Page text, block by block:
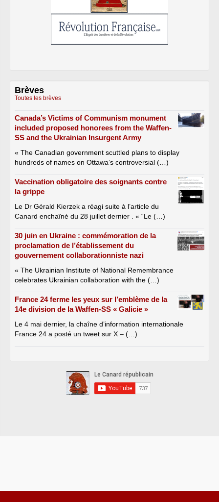
Brèves
Toutes les brèves
Canada’s Victims of Communism monument
included proposed honorees from the Waffen-
SS and the Ukrainian Insurgent Army
« The Canadian government scuttled plans to display
hundreds of names on Ottawa’s controversial (…)
Vaccination obligatoire des soignants contre
la grippe
Le Dr Gérald Kierzek a réagi suite à l’article du
Canard enchaîné du 28 juillet dernier . « “Le (…)
30 juin en Ukraine : commémoration de la
proclamation de l’établissement du
gouvernement collaborationniste nazi
« The Ukrainian Institute of National Remembrance
celebrates Ukrainian collaboration with the (…)
France 24 ferme les yeux sur l’emblème de la
14e division de la Waffen-SS « Galicie »
Le 4 mai dernier, la chaîne d’information internationale
France 24 a posté un tweet sur X – (…)